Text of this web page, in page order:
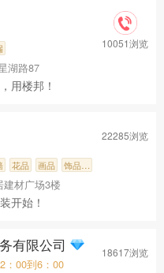
湖路87
用楼邦！
10051浏览
花品 画品 饰品…
材广场3楼
开始！
22285浏览
有限公司
：00到6：00
18617浏览